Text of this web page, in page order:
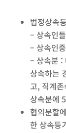
법정상속
– 상속인
– 상속인
– 상속분 :
상속하는
고, 직계
상속분에
협의분할
한 상속등